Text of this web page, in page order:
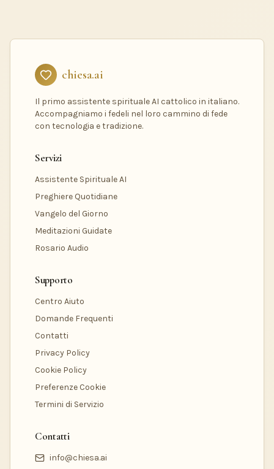
chiesa.ai
Il primo assistente spirituale AI cattolico in italiano.
Accompagniamo i fedeli nel loro cammino di fede
con tecnologia e tradizione.
Servizi
Assistente Spirituale AI
Preghiere Quotidiane
Vangelo del Giorno
Meditazioni Guidate
Rosario Audio
Supporto
Centro Aiuto
Domande Frequenti
Contatti
Privacy Policy
Cookie Policy
Preferenze Cookie
Termini di Servizio
Contatti
info@chiesa.ai